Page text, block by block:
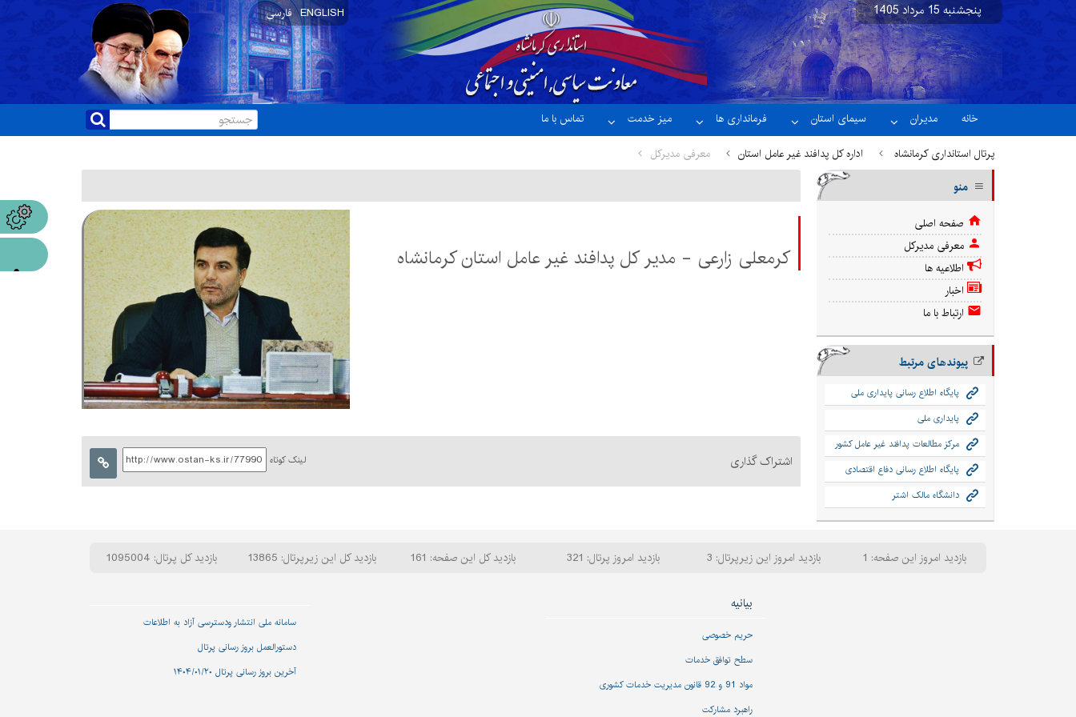
پنجشنبه 15 مرداد 1405نسخه آزمایشی
خانه مدیران سیمای استان فرمانداری ها میز خدمت تماس با ما
فارسی ENGLISH
پرتال استانداری کرمانشاه اداره کل پدافند غیر عامل استان معرفی مدیرکل
کرمعلی زارعی - مدیر کل پدافند غیر عامل استان کرمانشاه
اشتراک گذاری لینک کوتاه
منو
صفحه اصلی
معرفی مدیرکل
اطلاعیه ها
اخبار
ارتباط با ما
پیوندهای مرتبط
پایگاه اطلاع رسانی پایداری ملی
پایداری ملی
مرکز مطالعات پدافند غیر عامل کشور
پایگاه اطلاع رسانی دفاع اقتصادی
دانشگاه مالک اشتر
بازدید امروز این صفحه: 1 بازدید امروز این زیرپرتال: 3 بازدید امروز پرتال: 321 بازدید کل این صفحه: 161 بازدید کل این زیرپرتال: 13865 بازدید کل پرتال: 1095004
بیانیه
حریم خصوصی
سطح توافق خدمات
مواد 91 و 92 قانون مدیریت خدمات کشوری
راهبرد مشارکت
سامانه ملی انتشار و‌دسترسی آزاد به اطلاعات
دستورالعمل بروز رسانی پرتال
آخرین بروز رسانی پرتال ۱۴۰۴/۰۱/۲۰